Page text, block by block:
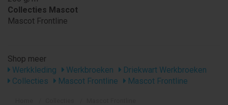
Collecties Mascot
Mascot Frontline
Shop meer
Werkkleding
Werkbroeken
Driekwart Werkbroeken
Collecties
Mascot Frontline Mascot Frontline